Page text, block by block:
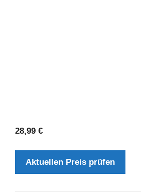
28,99 €
Aktuellen Preis prüfen